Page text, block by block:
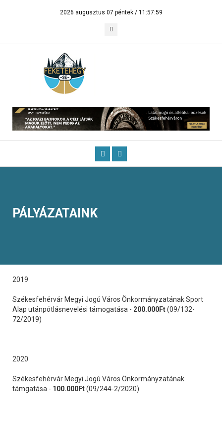
2026 augusztus 07 péntek / 11:57:59
PÁLYÁZATAINK
2019
Székesfehérvár Megyi Jogú Város Önkormányzatának Sport
Alap utánpótlásnevelési támogatása - 200.000Ft(09/132-
72/2019)
2020
Székesfehérvár Megyi Jogú Város Önkormányzatának
támgatása - 100.000Ft(09/244-2/2020)